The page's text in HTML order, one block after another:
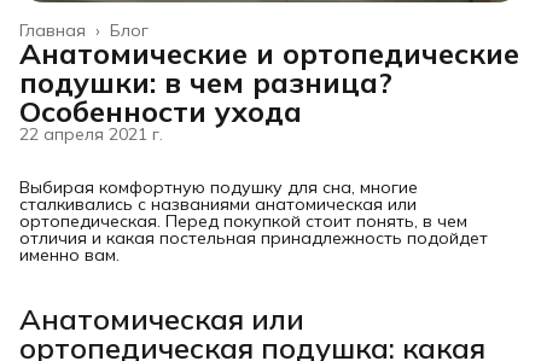
Блог
Главная ›
Анатомические и ортопедические
подушки: в чем разница?
Особенности ухода
22 апреля 2021 г.
Выбирая комфортную подушку для сна, многие
сталкивались с названиями анатомическая или
ортопедическая. Перед покупкой стоит понять, в чем
отличия и какая постельная принадлежность подойдет
именно вам.
Анатомическая или
ортопедическая подушка: какая